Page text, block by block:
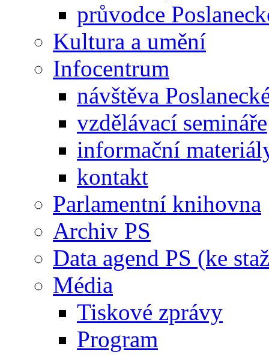
průvodce
Kultura a umění
Infocentrum
návštěva
vzdělávací semináře
informační
kontakt
Parlamentní knihovna
Archiv PS
Data agend PS (ke
Média
Tiskové zprávy
Program